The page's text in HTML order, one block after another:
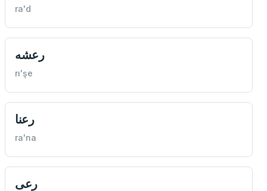
ra'd
رعشه
rı'şe
رعنا
ra'na
رعی